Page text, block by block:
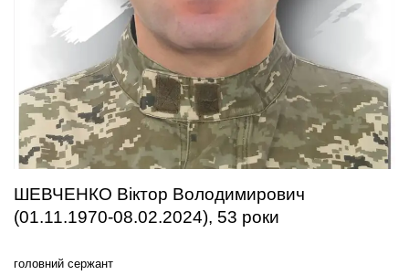
ШЕВЧЕНКО Віктор Володимирович
(01.11.1970-08.02.2024), 53 роки
головний сержант